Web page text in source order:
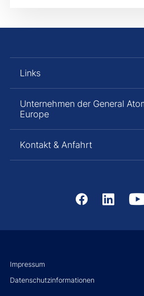
Links
Unternehmen der General
Europe
Kontakt & Anfahrt
Impressum
Datenschutzinformationen